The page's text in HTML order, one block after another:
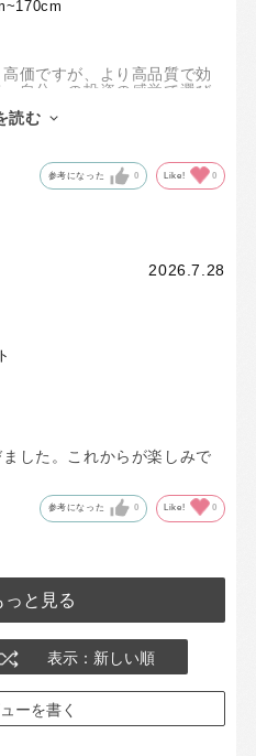
価ですが、より高品質で効
自分への投資の感覚で選び
ずは味がとてもよく、溶け
読む
参考になった 0 Like! 0
2026.7.28
した。これからが楽しみで
参考になった 0 Like! 0
っと見る
表示：新しい順
ーを書く